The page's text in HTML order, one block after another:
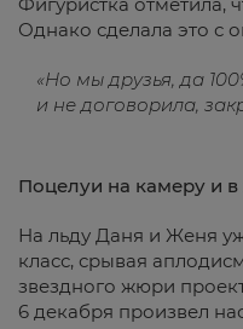
Фигуристка отметила,
Однако сделала это с
«Но мы друзья, да
и не договорила,
Поцелуи на камеру и
На льду Даня и Женя
класс, срывая
звездного жюри
6 декабря произвел